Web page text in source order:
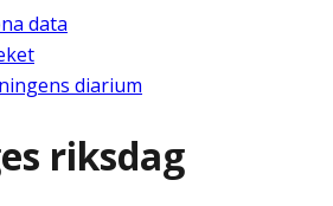
data
diarium
riksdag